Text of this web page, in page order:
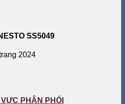
SS5049
2024
PHÂN PHỐI